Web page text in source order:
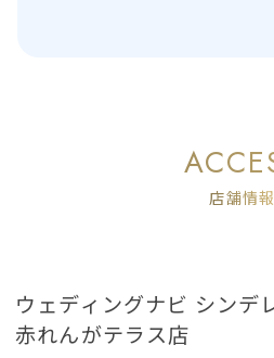
店舗情報
ウェディングナビ シンデ
赤れんがテラス店